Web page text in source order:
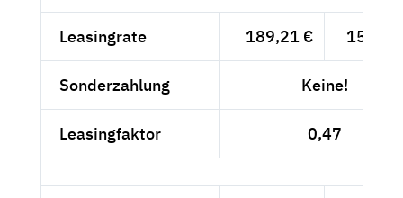
Leasingrate 189,21 € 159,--
Sonderzahlung Keine!
Leasingfaktor 0,47